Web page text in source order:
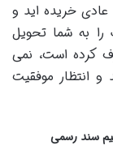
خریده اید و
به شما تحویل
کرده است، نمی
و انتظار موفقیت
سند رسمی